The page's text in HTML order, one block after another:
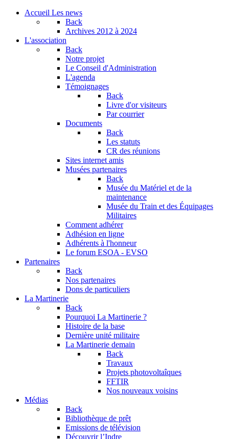
Accueil Les news
Back
Archives 2012 à 2024
L'association
Back
Notre projet
Le Conseil d'Administration
L'agenda
Témoignages
Back
Livre d'or visiteurs
Par courrier
Documents
Back
Les statuts
CR des réunions
Sites internet amis
Musées partenaires
Back
Musée du Matériel et de la
maintenance
Musée du Train et des Équipages
Militaires
Comment adhérer
Adhésion en ligne
Adhérents à l'honneur
Le forum ESOA - EVSO
Partenaires
Back
Nos partenaires
Dons de particuliers
La Martinerie
Back
Pourquoi La Martinerie ?
Histoire de la base
Dernière unité militaire
La Martinerie demain
Back
Travaux
Projets photovoltaîques
FFTIR
Nos nouveaux voisins
Médias
Back
Bibliothèque de prêt
Emissions de télévision
Découvrir l’Indre